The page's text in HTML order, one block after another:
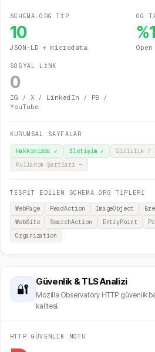
SCHEMA.ORG TİP
10
JSON-LD + microdata
OG
%
SOSYAL LİNK
0
IG / X / LinkedIn / FB /
YouTube
KURUMSAL SAYFALAR
Hakkımızda ✓ İletişim ✓ Gizlilik /
Kullanım Şartları —
TESPİT EDİLEN SCHEMA.ORG TİPLERİ
WebPage ReadAction ImageObject
WebSite
SearchAction EntryPoint
Organization
🔐
Güvenlik & TLS Analizi
Mozilla Observatory HTTP güvenlik
kalitesi.
HTTP GÜVENLIK NOTU